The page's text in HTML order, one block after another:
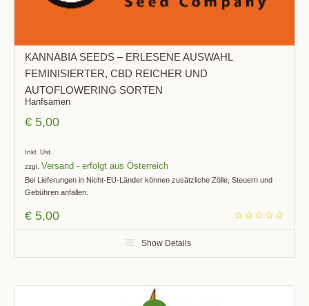
KANNABIA SEEDS – ERLESENE AUSWAHL
FEMINISIERTER, CBD REICHER UND
AUTOFLOWERING SORTEN
Hanfsamen
€ 5,00
Inkl. Ust.
zzgl. Versand
Bei Lieferungen in Nicht-EU-Länder können zusätzliche Zölle, Steuern und
Gebühren anfallen.
€ 5,00
Show Details